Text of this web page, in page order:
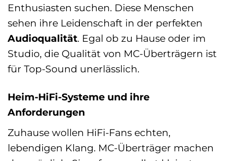
Enthusiasten suchen. Diese Menschen
sehen ihre Leidenschaft in der perfekten
Audioqualität. Egal ob zu Hause oder im
Studio, die Qualität von MC-Überträgern ist
für Top-Sound unerlässlich.
Heim-HiFi-Systeme und ihre
Anforderungen
Zuhause wollen HiFi-Fans echten,
lebendigen Klang. MC-Überträger machen